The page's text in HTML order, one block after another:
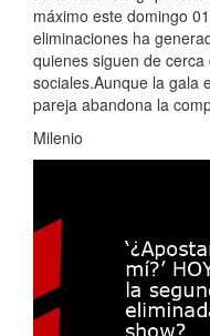
máximo este domingo
eliminaciones ha
quienes siguen de
sociales.Aunque la gala
pareja abandona la
Milenio